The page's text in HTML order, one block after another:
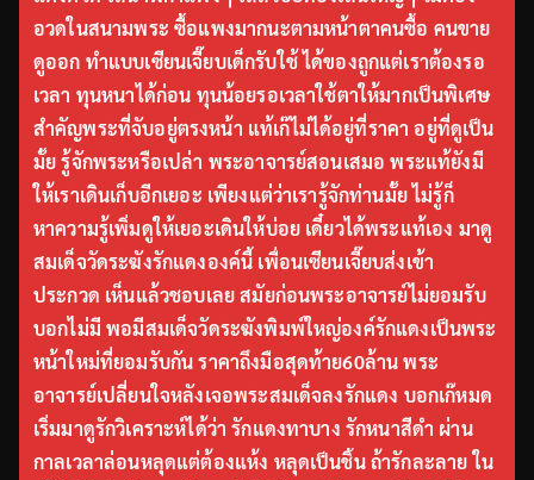
อวดในสนามพระ ซื้อแพงมากนะตามหน้าตาคนซื้อ คนขาย
ดูออก ทำแบบเซียนเจี๊ยบเด็กรับใช้ ได้ของถูกแต่เราต้องรอ
เวลา ทุนหนาได้ก่อน ทุนน้อยรอเวลาใช้ตาให้มากเป็นพิเศษ
สำคัญพระที่จับอยู่ตรงหน้า แท้เก๊ไม่ได้อยู่ที่ราคา อยู่ที่ดูเป็น
มั้ย รู้จักพระหรือเปล่า พระอาจารย์สอนเสมอ พระแท้ยังมี
ให้เราเดินเก็บอีกเยอะ เพียงแต่ว่าเรารู้จักท่านมั้ย ไม่รู้ก็
หาความรู้เพิ่มดูให้เยอะเดินให้บ่อย เดี๋ยวได้พระแท้เอง มาดู
สมเด็จวัดระฆังรักแดงองค์นี้ เพื่อนเซียนเจี๊ยบส่งเข้า
ประกวด เห็นแล้วชอบเลย สมัยก่อนพระอาจารย์ไม่ยอมรับ
บอกไม่มี พอมีสมเด็จวัดระฆังพิมพ์ใหญ่องค์รักแดงเป็นพระ
หน้าใหม่ที่ยอมรับกัน ราคาถึงมือสุดท้าย60ล้าน พระ
อาจารย์เปลี่ยนใจหลังเจอพระสมเด็จลงรักแดง บอกเก๊หมด
เริ่มมาดูรักวิเคราะห์ได้ว่า รักแดงทาบาง รักหนาสีดำ ผ่าน
กาลเวลาล่อนหลุดแต่ต้องแห้ง หลุดเป็นชิ้น ถ้ารักละลาย ใน